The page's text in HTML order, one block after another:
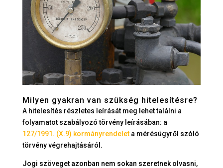
Milyen gyakran van szükség hitelesítésre?
A hitelesítés részletes leírását meg lehet találni a
folyamatot szabályozó törvény leírásában: a
127/1991. (X.9) kormányrendeleta mérésügyről szóló
törvény végrehajtásáról.
Jogi szöveget azonban nem sokan szeretnek olvasni,